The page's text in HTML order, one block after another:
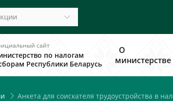
сайт
по налогам
Республики Беларусь
О
министерстве
Анкета для соискателя трудоустройства в